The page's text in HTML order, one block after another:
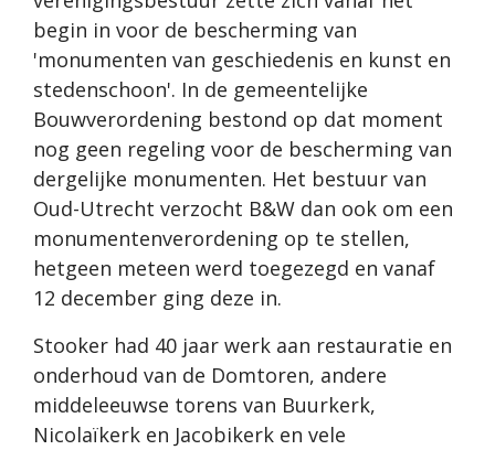
begin in voor de bescherming van
'monumenten van geschiedenis en kunst en
stedenschoon'. In de gemeentelijke
Bouwverordening bestond op dat moment
nog geen regeling voor de bescherming van
dergelijke monumenten. Het bestuur van
Oud-Utrecht verzocht B&W dan ook om een
monumentenverordening op te stellen,
hetgeen meteen werd toegezegd en vanaf
12 december ging deze in.
Stooker had 40 jaar werk aan restauratie en
onderhoud van de Domtoren, andere
middeleeuwse torens van Buurkerk,
Nicolaïkerk en Jacobikerk en vele